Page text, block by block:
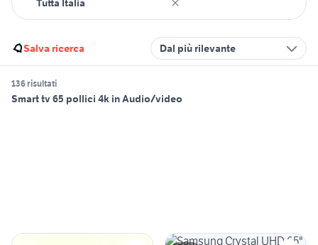
Salva ricerca Dal più rilevante
136 risultati
Smart tv 65 pollici 4k in Audio/video